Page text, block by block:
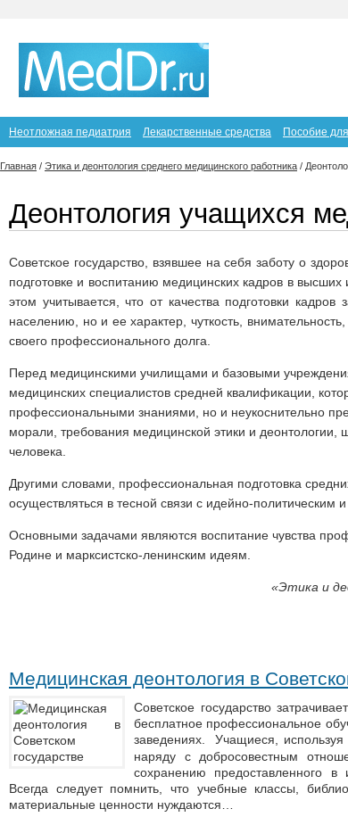
Неотложная педиатрия Лекарственные средства Пособие
Главная / Этика и деонтология среднего медицинского работника /
Деонтология учащихся
Советское государство, взявшее на себя заботу о
подготовке и воспитанию медицинских кадров в
этом учитывается, что от качества подготовки
населению, но и ее характер, чуткость,
своего профессионального долга.
Перед медицинскими училищами и базовыми
медицинских специалистов средней квалификации,
профессиональными знаниями, но и неукоснительно
морали, требования медицинской этики и деонтологии,
человека.
Другими словами, профессиональная подготовка
осуществляться в тесной связи с идейно-политическим
Основными задачами являются воспитание чувства
Родине и марксистско-ленинским идеям.
«Этика и
Медицинская деонтология в
Советское государство
бесплатное профессиональное
заведениях. Учащиеся,
наряду с добросовестным
сохранению предоставленного в
Всегда следует помнить, что учебные классы,
материальные ценности нуждаются…